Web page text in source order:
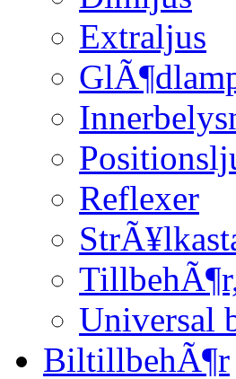
Extraljus
Reflexer
Universal
BiltillbehÃ¶r